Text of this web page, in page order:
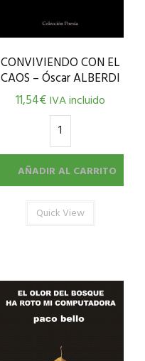
CONVIVIENDO CON EL
CAOS – Óscar ALBERDI
11,54€ IVA incluido
AÑADIR AL CARRITO
Quick View